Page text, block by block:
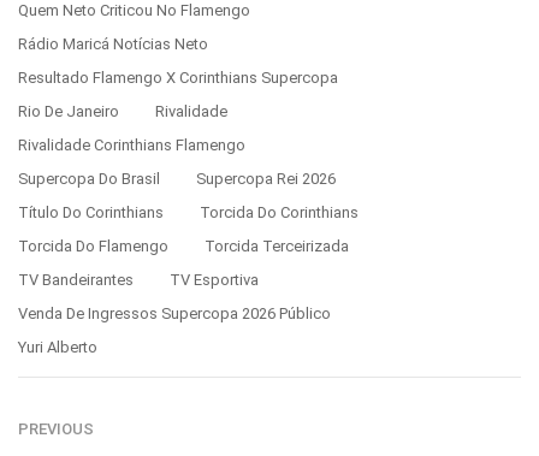
Quem Neto Criticou No Flamengo
Rádio Maricá Notícias Neto
Resultado Flamengo X Corinthians Supercopa
Rio De Janeiro
Rivalidade
Rivalidade Corinthians Flamengo
Supercopa Do Brasil
Supercopa Rei 2026
Título Do Corinthians
Torcida Do Corinthians
Torcida Do Flamengo
Torcida Terceirizada
TV Bandeirantes
TV Esportiva
Venda De Ingressos Supercopa 2026 Público
Yuri Alberto
PREVIOUS